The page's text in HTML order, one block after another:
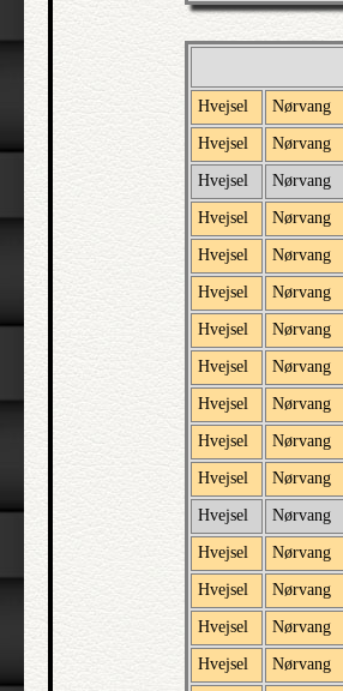
Hvejsel Nørvang
Hvejsel Nørvang
Hvejsel Nørvang
Hvejsel Nørvang
Hvejsel Nørvang
Hvejsel Nørvang
Hvejsel Nørvang
Hvejsel Nørvang
Hvejsel Nørvang
Hvejsel Nørvang
Hvejsel Nørvang
Hvejsel Nørvang
Hvejsel Nørvang
Hvejsel Nørvang
Hvejsel Nørvang
Hvejsel Nørvang